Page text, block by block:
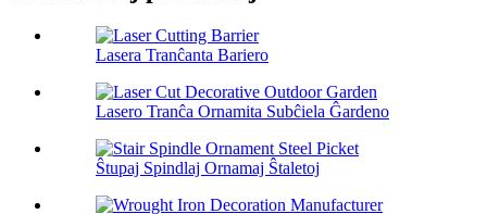
Lasera Tranĉanta Bariero
Lasero Tranĉa Ornamita Subĉiela Ĝardeno
Ŝtupaj Spindlaj Ornamaj Ŝtaletoj